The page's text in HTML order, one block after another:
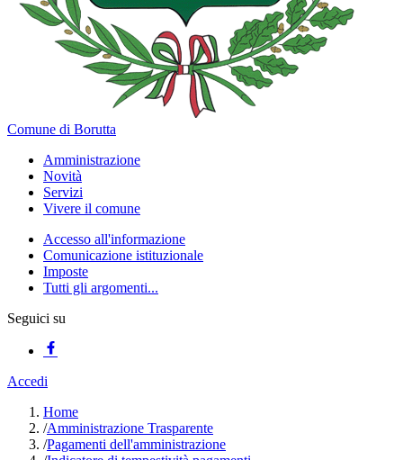
Comune di Borutta
Amministrazione
Novità
Servizi
Vivere il comune
Accesso all'informazione
Comunicazione istituzionale
Imposte
Tutti gli argomenti...
Seguici su
Accedi
Home
/Amministrazione Trasparente
/Pagamenti dell'amministrazione